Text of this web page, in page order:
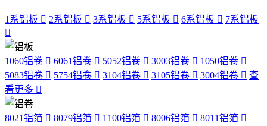
1系铝板 2系铝板 3系铝板 5系铝板 6系铝板 7系铝板
1060铝卷 6061铝卷 5052铝卷 3003铝卷
1050铝卷
5083铝卷
5754铝卷 3104铝卷 3105铝卷 3004铝卷
查
看更多
8021铝箔 8079铝箔 1100铝箔 8006铝箔 8011铝箔